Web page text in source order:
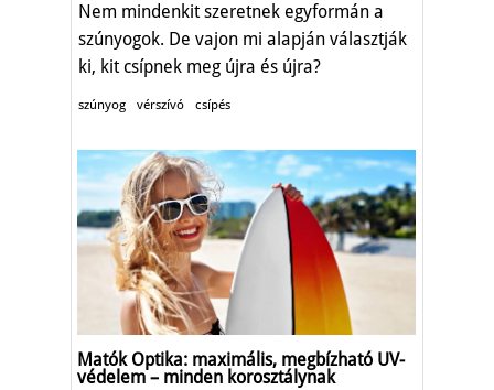
Nem mindenkit szeretnek egyformán a
szúnyogok. De vajon mi alapján választják
ki, kit csípnek meg újra és újra?
szúnyog vérszívó csípés
Matók Optika: maximális, megbízható UV-
védelem – minden korosztálynak